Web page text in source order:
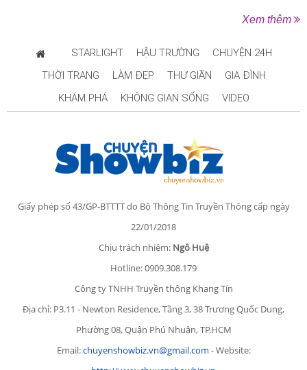
Xem thêm
STARLIGHT HẬU TRƯỜNG
CHUYỆN 24H
THỜI TRANG
LÀM ĐẸP THƯ GIÃN
GIA ĐÌNH
KHÁM PHÁ
KHÔNG GIAN SỐNG VIDEO
Giấy phép số 43/GP-BTTTT do Bộ Thông Tin Truyền Thông cấp ngày
22/01/2018
Chịu trách nhiệm: Ngô Huệ
Hotline: 0909.308.179
Công ty TNHH Truyền thông Khang Tín
Địa chỉ: P3.11 - Newton Residence, Tầng 3, 38 Trương Quốc Dung,
Phường 08, Quận Phú Nhuận, TP.HCM
Email:chuyenshowbiz.vn@gmail.com - Website: